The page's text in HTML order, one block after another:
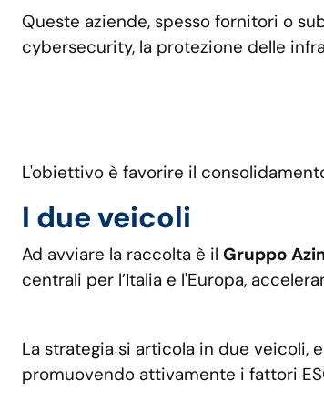
Queste aziende, spesso fornitori o
cybersecurity, la protezione delle
L'obiettivo è favorire il
I due veicoli
Ad avviare la raccolta è il Gruppo
centrali per l’Italia e l'Europa,
La strategia si articola in due veicoli,
promuovendo attivamente i fattori